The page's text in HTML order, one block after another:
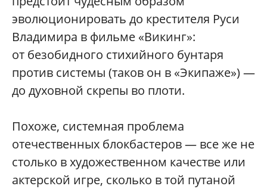
эволюционировать до крестителя Руси
Владимира в фильме «Викинг»:
от безобидного стихийного бунтаря
против системы (таков он в «Экипаже») —
до духовной скрепы во плоти.
Похоже, системная проблема
отечественных блокбастеров — все же не
столько в художественном качестве или
актерской игре, сколько в той путаной